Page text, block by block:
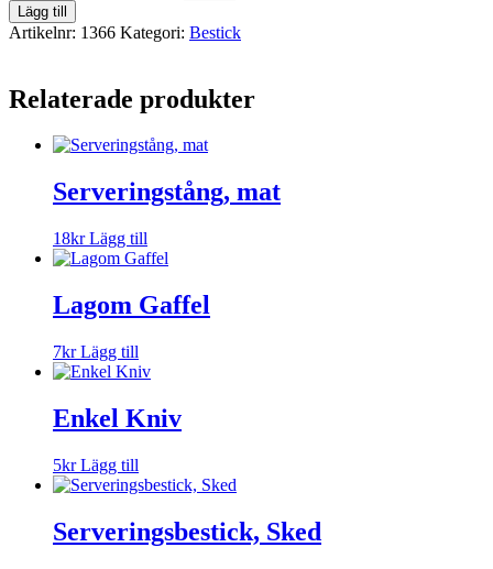
Lägg till
Artikelnr: 1366 Kategori: Bestick
Relaterade produkter
Serveringstång, mat
18kr Lägg till
Lagom Gaffel
7kr Lägg till
Enkel Kniv
5kr Lägg till
Serveringsbestick, Sked